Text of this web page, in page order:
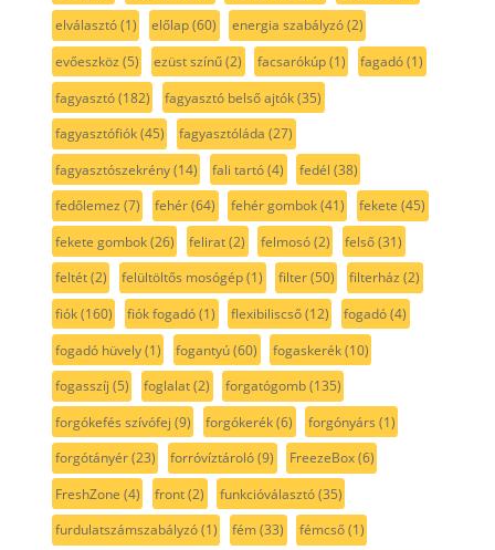
elválasztó(1) előlap(60) energia szabályzó(2)
evőeszköz (5) ezüst színű(2) facsarókúp(1) fagadó(1)
fagyasztó(182) fagyasztó belső ajtók(35)
fagyasztófiók(45) fagyasztóláda (27)
fagyasztószekrény(14) fali tartó(4) fedél (38)
fedőlemez (7) fehér(64) fehér gombok(41) fekete (45)
fekete gombok(26) felirat(2) felmosó(2) felső(31)
feltét(2) felültöltős mosógép(1) filter(50) filterház (2)
fiók(160) fiók fogadó(1) flexibiliscső(12) fogadó(4)
fogadó hüvely(1) fogantyú(60) fogaskerék(10)
fogasszíj (5) foglalat(2) forgatógomb(135)
forgókefés szívófej (9) forgókerék(6) forgónyárs (1)
forgótányér(23) forróvíztároló(9) FreezeBox(6)
FreshZone (4) front(2) funkcióválasztó(35)
furdulatszámszabályzó(1) fém(33) fémcső(1)